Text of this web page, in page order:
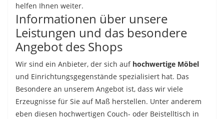
helfen Ihnen weiter.
Informationen über unsere
Leistungen und das besondere
Angebot des Shops
Wir sind ein Anbieter, der sich auf hochwertige Möbel
und Einrichtungsgegenstände spezialisiert hat. Das
Besondere an unserem Angebot ist, dass wir viele
Erzeugnisse für Sie auf Maß herstellen. Unter anderem
eben diesen hochwertigen Couch- oder Beistelltisch in